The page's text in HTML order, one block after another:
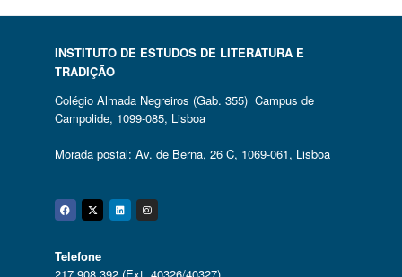
INSTITUTO DE ESTUDOS DE LITERATURA E
TRADIÇÃO
Colégio Almada Negreiros (Gab. 355) Campus de
Campolide, 1099-085, Lisboa
Morada postal: Av. de Berna, 26 C, 1069-061, Lisboa
Facebook
Twitter
Linkedin
Instagram
Telefone